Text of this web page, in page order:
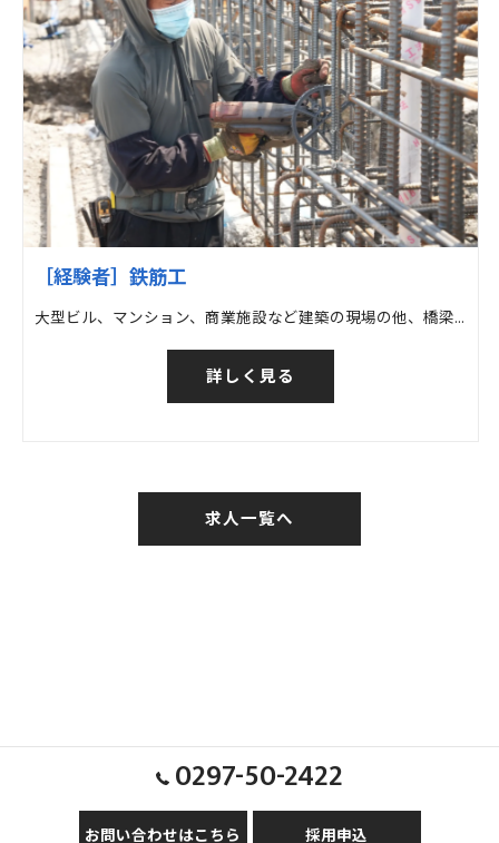
［経験者］鉄筋工
大型ビル、マンション、商業施設など建築の現場の他、橋梁など土木の現場での鉄筋工事
詳しく見る
求人一覧へ
0297-50-2422
お問い合わせはこちら 採用申込